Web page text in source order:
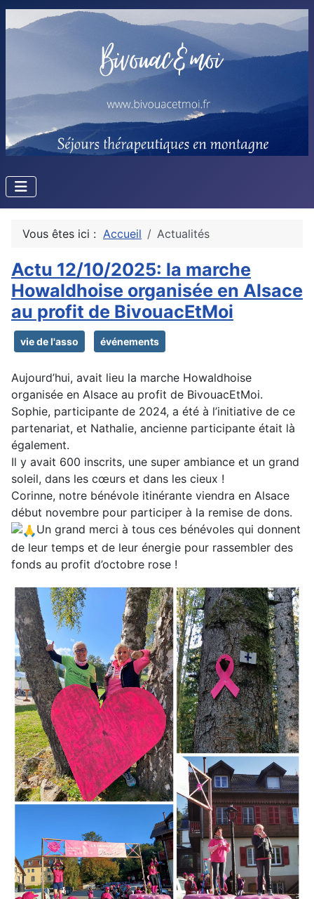
Vous êtes ici : Accueil Actualités
Actu 12/10/2025: la marche
Howaldhoise organisée en Alsace
au profit de BivouacEtMoi
vie de l'asso événements
Aujourd’hui, avait lieu la marche Howaldhoise
organisée en Alsace au profit de BivouacEtMoi.
Sophie, participante de 2024, a été à l’initiative de ce
partenariat, et Nathalie, ancienne participante était là
également.
Il y avait 600 inscrits, une super ambiance et un grand
soleil, dans les cœurs et dans les cieux !
Corinne, notre bénévole itinérante viendra en Alsace
début novembre pour participer à la remise de dons.
Un grand merci à tous ces bénévoles qui donnent
de leur temps et de leur énergie pour rassembler des
fonds au profit d’octobre rose !